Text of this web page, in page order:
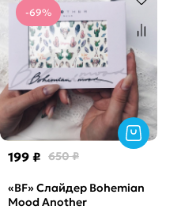
-69%
199 ₽ 650 ₽
«BF» Слайдер Bohemian
Mood Another